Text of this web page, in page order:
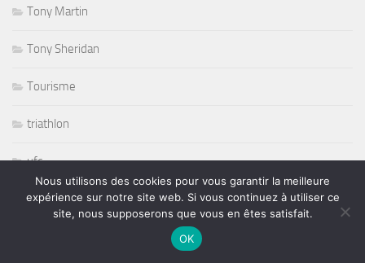
Tony Martin
Tony Sheridan
Tourisme
triathlon
ufc
Variété
Nous utilisons des cookies pour vous garantir la meilleure
expérience sur notre site web. Si vous continuez à utiliser ce
site, nous supposerons que vous en êtes satisfait.
OK